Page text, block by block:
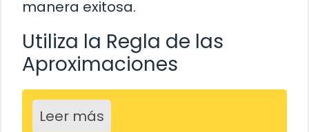
manera exitosa.
Utiliza la Regla de las
Aproximaciones
Leer más